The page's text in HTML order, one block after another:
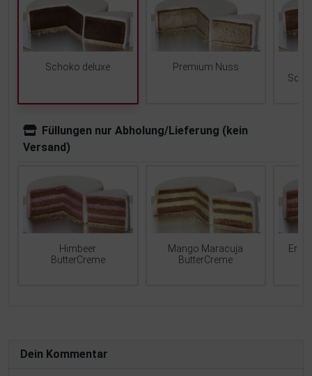
Schoko deluxe
Premium Nuss
Füllungen nur Abholung/Lieferung (kein
Versand)
Himbeer
ButterCreme
Mango Maracuja
ButterCreme
Dein Kommentar